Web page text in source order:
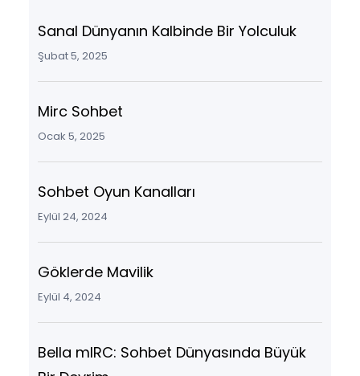
Sanal Dünyanın Kalbinde Bir Yolculuk
Şubat 5, 2025
Mirc Sohbet
Ocak 5, 2025
Sohbet Oyun Kanalları
Eylül 24, 2024
Göklerde Mavilik
Eylül 4, 2024
Bella mIRC: Sohbet Dünyasında Büyük